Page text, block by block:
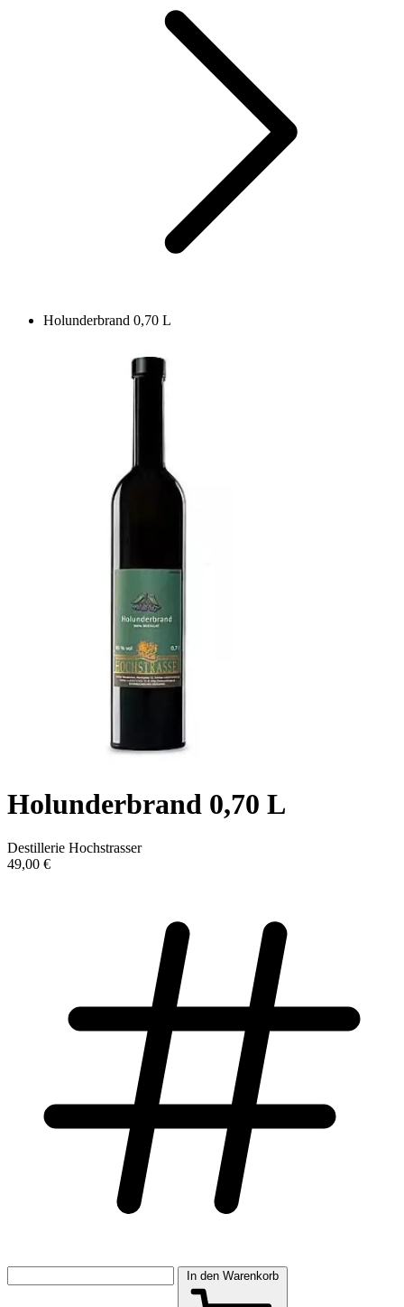
Holunderbrand 0,70 L
Holunderbrand 0,70 L
Destillerie Hochstrasser
49,00 €
In den Warenkorb